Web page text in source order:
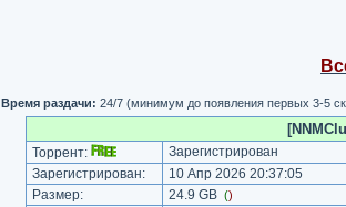
Время раздачи: 24/7 (минимум до появления первых 3-5
Торрент:
Зарегистрирован
Зарегистрирован:
10 Апр 2026 20:37:05
Размер:
24.9 GB ()